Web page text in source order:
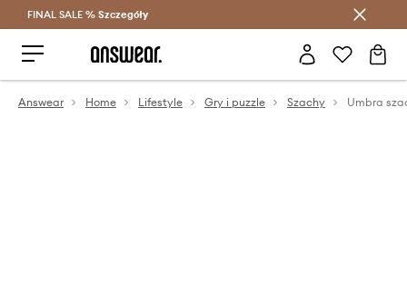
Oszczędzaj z Answear Club >
FINAL SALE % Szczegóły
Answear Home Lifestyle Gry i puzzle Szachy Umbra